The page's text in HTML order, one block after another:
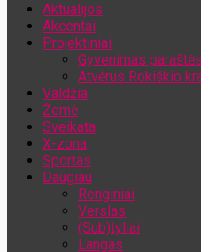
Aktualijos
Akcentai
Projektiniai
Gyvenimas
Atvėrus Rokiškio
Valdžia
Žemė
Sveikata
X-zona
Sportas
Daugiau
Renginiai
Verslas
(Sub)tyliai
Langas